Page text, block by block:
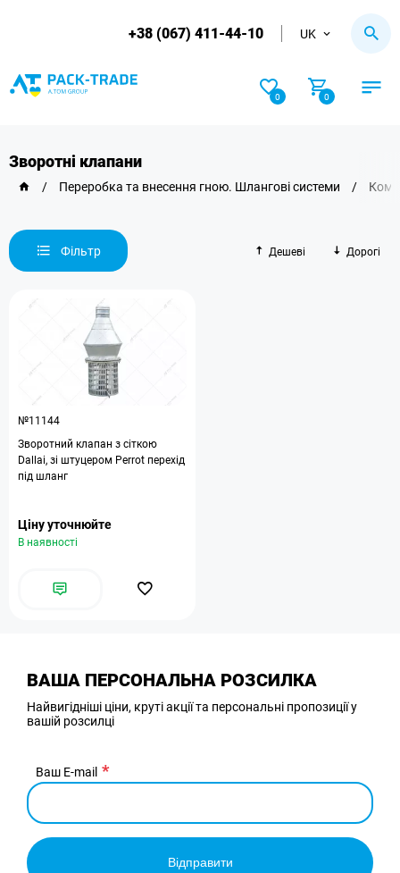
+38 (067) 411-44-10 UK
0 0
Зворотні клапани
/ Переробка та внесення гною. Шлангові системи /
Фільтр Дешеві Дорогі
№11144
Зворотний клапан з сіткою
Dallai, зі штуцером Perrot перехід
під шланг
Ціну уточнюйте
В наявності
ВАША ПЕРСОНАЛЬНА РОЗСИЛКА
Найвигідніші ціни, круті акції та персональні пропозиції у
вашій розсилці
Ваш E-mail
Відправити